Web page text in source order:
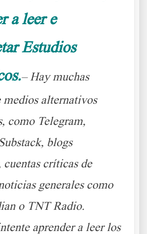
a leer e
Estudios
– Hay muchas
medios alternativos
como Telegram,
blogs
cuentas críticas de
generales como
o TNT Radio.
aprender a leer los